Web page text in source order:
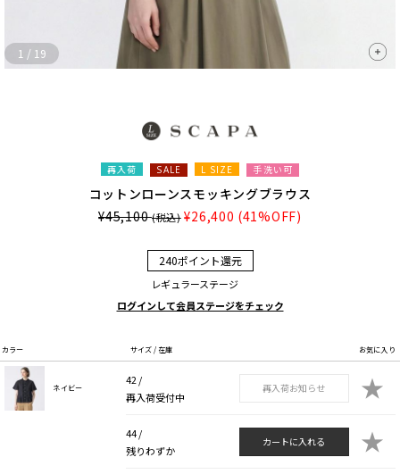
1 / 19
再入荷 SALE L SIZE 手洗い可
コットンローンスモッキングブラウス
¥45,100(税込) ¥26,400 (41%OFF)
240ポイント還元
レギュラーステージ
ログインして会員ステージをチェック
カラー サイズ / 在庫 お気に入り
ネイビー
42 /
再入荷受付中
再入荷お知らせ ★
44 /
残りわずか
カートに入れる ★